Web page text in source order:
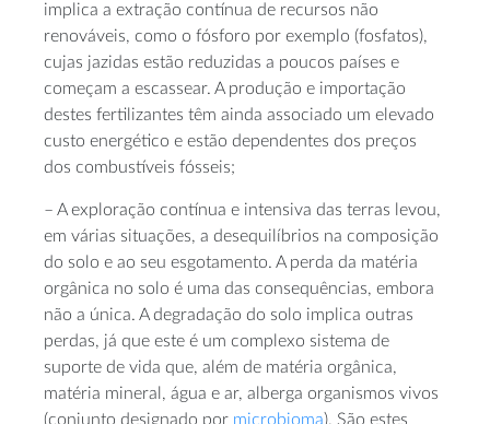
implica a extração contínua de recursos não
renováveis, como o fósforo por exemplo (fosfatos),
cujas jazidas estão reduzidas a poucos países e
começam a escassear. A produção e importação
destes fertilizantes têm ainda associado um elevado
custo energético e estão dependentes dos preços
dos combustíveis fósseis;
– A exploração contínua e intensiva das terras levou,
em várias situações, a desequilíbrios na composição
do solo e ao seu esgotamento. A perda da matéria
orgânica no solo é uma das consequências, embora
não a única. A degradação do solo implica outras
perdas, já que este é um complexo sistema de
suporte de vida que, além de matéria orgânica,
matéria mineral, água e ar, alberga organismos vivos
(conjunto designado por microbioma). São estes